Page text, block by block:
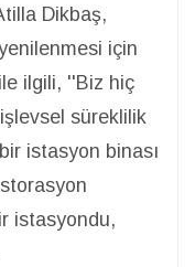
Dikbaş,
için
ilgili, ''Biz hiç
süreklilik
istasyon binası
istasyondu,